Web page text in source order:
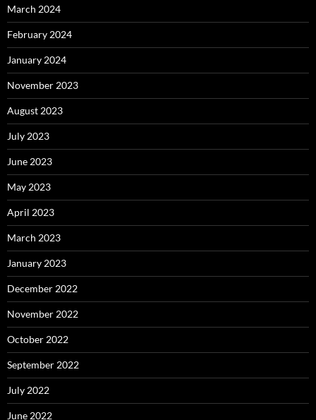
March 2024
February 2024
January 2024
November 2023
August 2023
July 2023
June 2023
May 2023
April 2023
March 2023
January 2023
December 2022
November 2022
October 2022
September 2022
July 2022
June 2022